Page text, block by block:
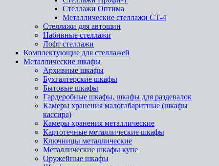
Стеллажи Оптима
Металлические стеллажи СТ-4
Стеллажи для автошин
Набивные стеллажи
Лофт стеллажи
Комплектующие для стеллажей
Металлические шкафы
Архивные шкафы
Бухгалтерские шкафы
Бытовые шкафы
Гардеробные шкафы, шкафы для раздевалок
Камеры хранения малогабаритные (шкафы
кассира)
Камеры хранения металлические
Картотечные металлические шкафы
Ключницы металлические
Металлические шкафы купе
Оружейные шкафы